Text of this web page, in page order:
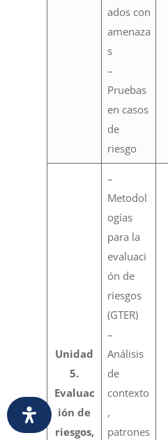
ados con
amenaza
s
–
Pruebas
en casos
de
riesgo
Unidad
5.
Evaluac
ión de
riesgos,
–
Metodol
ogías
para la
evaluaci
ón de
riesgos
(GTER)
–
Análisis
de
contexto
,
patrones